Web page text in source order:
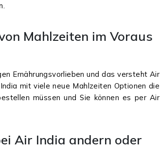
Mahlzeiten im Voraus
Ernährungsvorlieben und das versteht Air
mit viele neue Mahlzeiten Optionen die
müssen und Sie können es per Air
Air India andern oder